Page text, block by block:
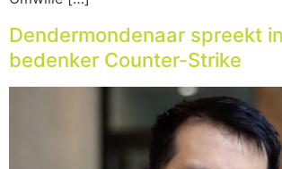
Dendermondenaar spreekt
bedenker Counter-Strike